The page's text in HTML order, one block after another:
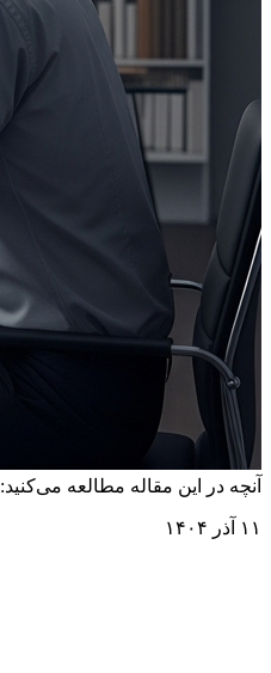
آنچه در این مقاله مطالعه می‌کنید:
۱۱ آذر ۱۴۰۴